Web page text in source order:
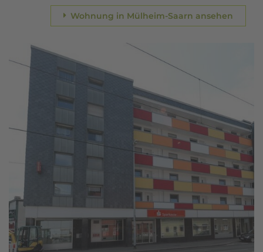
Wohnung in Mülheim-Saarn ansehen